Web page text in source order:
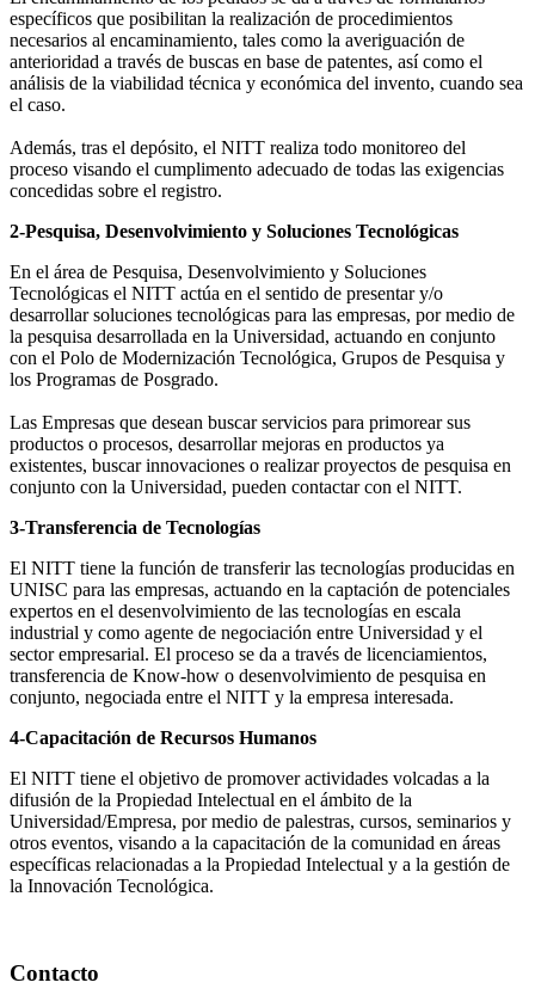
específicos que posibilitan la realización de procedimientos
necesarios al encaminamiento, tales como la averiguación de
anterioridad a través de buscas en base de patentes, así como el
análisis de la viabilidad técnica y económica del invento, cuando sea
el caso.
Además, tras el depósito, el NITT realiza todo monitoreo del
proceso visando el cumplimento adecuado de todas las exigencias
concedidas sobre el registro.
2-Pesquisa, Desenvolvimiento y Soluciones Tecnológicas
En el área de Pesquisa, Desenvolvimiento y Soluciones
Tecnológicas el NITT actúa en el sentido de presentar y/o
desarrollar soluciones tecnológicas para las empresas, por medio de
la pesquisa desarrollada en la Universidad, actuando en conjunto
con el Polo de Modernización Tecnológica, Grupos de Pesquisa y
los Programas de Posgrado.
Las Empresas que desean buscar servicios para primorear sus
productos o procesos, desarrollar mejoras en productos ya
existentes, buscar innovaciones o realizar proyectos de pesquisa en
conjunto con la Universidad, pueden contactar con el NITT.
3-Transferencia de Tecnologías
El NITT tiene la función de transferir las tecnologías producidas en
UNISC para las empresas, actuando en la captación de potenciales
expertos en el desenvolvimiento de las tecnologías en escala
industrial y como agente de negociación entre Universidad y el
sector empresarial. El proceso se da a través de licenciamientos,
transferencia de Know-how o desenvolvimiento de pesquisa en
conjunto, negociada entre el NITT y la empresa interesada.
4-Capacitación de Recursos Humanos
El NITT tiene el objetivo de promover actividades volcadas a la
difusión de la Propiedad Intelectual en el ámbito de la
Universidad/Empresa, por medio de palestras, cursos, seminarios y
otros eventos, visando a la capacitación de la comunidad en áreas
específicas relacionadas a la Propiedad Intelectual y a la gestión de
la Innovación Tecnológica.
Contacto